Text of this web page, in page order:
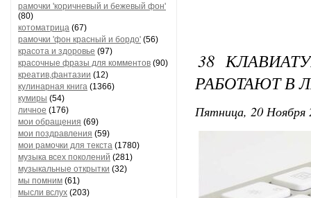
рамочки 'коричневый и бежевый фон'
(80)
котоматрица (67)
рамочки 'фон красный и бордо' (56)
красота и здоровье (97)
красочные фразы для комментов (90)
креатив,фантазии (12)
кулинарная книга (1366)
кумиры (54)
личное (176)
мои обращения (69)
мои поздравления (59)
мои рамочки для текста (1780)
музыка всех поколений (281)
музыкальные открытки (32)
мы помним (61)
мысли вслух (203)
38
РАБОТАЮТ В
Пятница, 20 Ноября